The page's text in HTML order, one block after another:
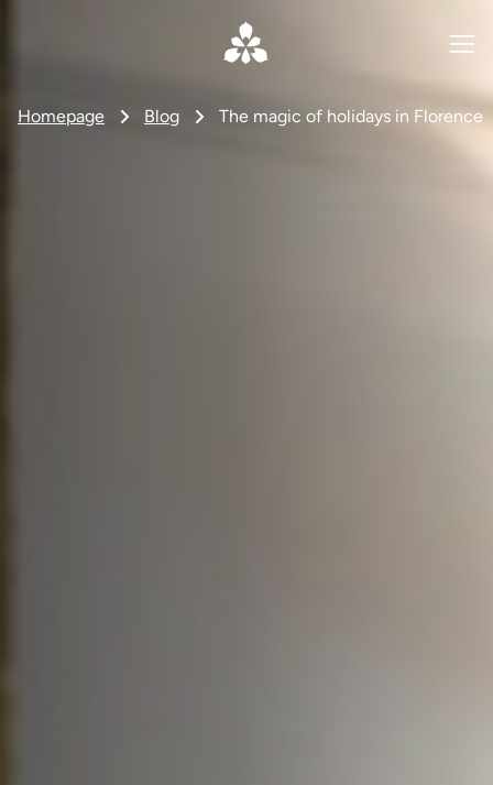
Homepage Blog The magic of holidays in Florence